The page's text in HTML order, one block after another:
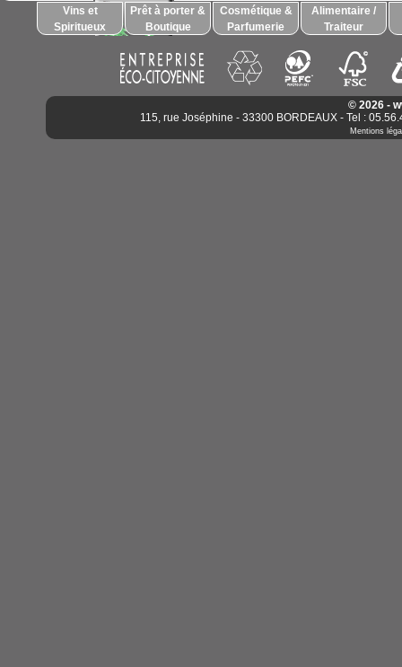
Vins et
Spiritueux
Prêt à porter &
Boutique
Cosmétique &
Parfumerie
Alimentaire /
Traiteur
© 2026 -
115, rue Joséphine - 33300 BORDEAUX - Tel :
Mentions